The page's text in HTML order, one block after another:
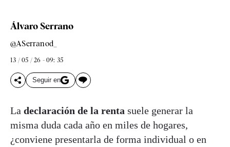
Álvaro Serrano
@ASerranod_
13 / 05 / 26 - 09: 35
Seguir en
La declaración de la renta suele generar la
misma duda cada año en miles de hogares,
¿conviene presentarla de forma individual o en